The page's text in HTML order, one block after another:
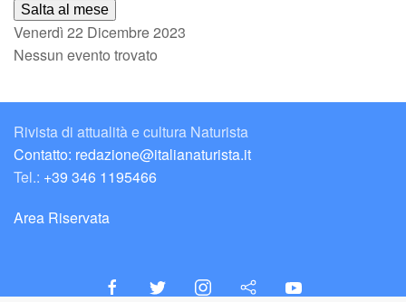
Salta al mese
Venerdì 22 Dicembre 2023
Nessun evento trovato
Rivista di attualità e cultura Naturista
Contatto: redazione@italianaturista.it
Tel.: +39 346 1195466
Area Riservata